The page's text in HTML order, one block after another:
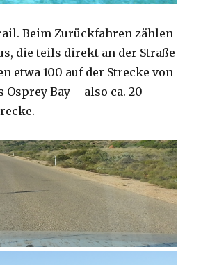
Beim Zurückfahren zählen
die teils direkt an der Straße
etwa 100 auf der Strecke von
Osprey Bay – also ca. 20